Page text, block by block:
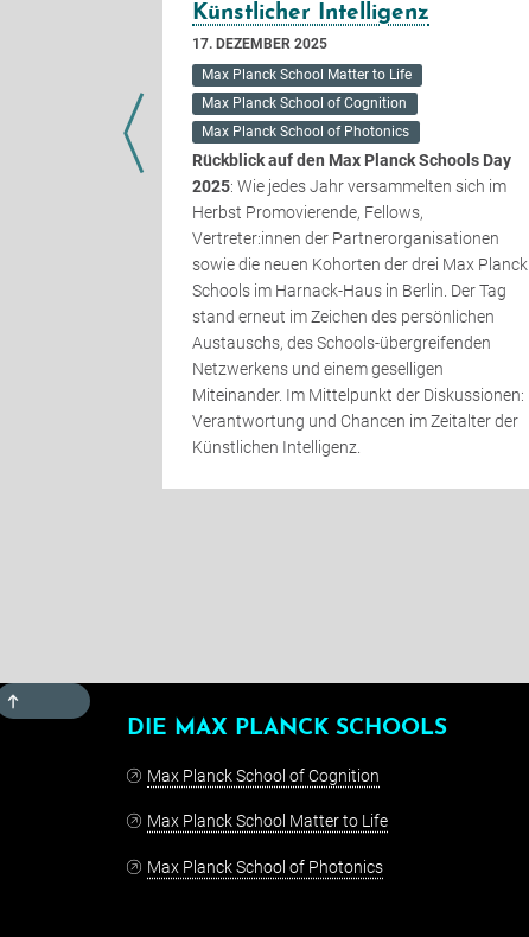
Künstlicher Intelligenz
17. DEZEMBER 2025
Max Planck School Matter to Life
Max Planck School of Cognition
Max Planck School of Photonics
Rückblick auf den Max Planck Schools Day
2025: Wie jedes Jahr versammelten sich im
Herbst Promovierende, Fellows,
Vertreter:innen der Partnerorganisationen
sowie die neuen Kohorten der drei Max Planck
Schools im Harnack-Haus in Berlin. Der Tag
stand erneut im Zeichen des persönlichen
Austauschs, des Schools-übergreifenden
Netzwerkens und einem geselligen
Miteinander. Im Mittelpunkt der Diskussionen:
Verantwortung und Chancen im Zeitalter der
Künstlichen Intelligenz.
DIE MAX PLANCK SCHOOLS
Max Planck School of Cognition
Max Planck School Matter to Life
Max Planck School of Photonics